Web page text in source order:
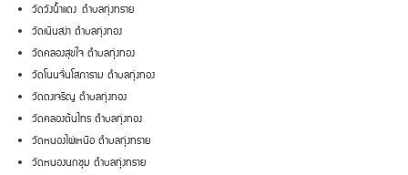
วัดวังน้ำแดง ตำบลทุ่งทราย
วัดเนินสง่า ตำบลทุ่งทอง
วัดคลองสุขใจ ตำบลทุ่งทอง
วัดโนนจั่นโสภาราม ตำบลทุ่งทอง
วัดดงเจริญ ตำบลทุ่งทอง
วัดคลองต้นไทร ตำบลทุ่งทอง
วัดหนองไผ่เหนือ ตำบลทุ่งทราย
วัดหนองนกชุม ตำบลทุ่งทราย